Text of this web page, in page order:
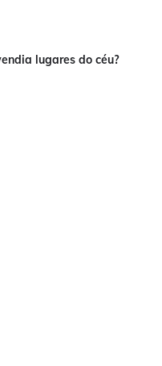
lugares do céu?